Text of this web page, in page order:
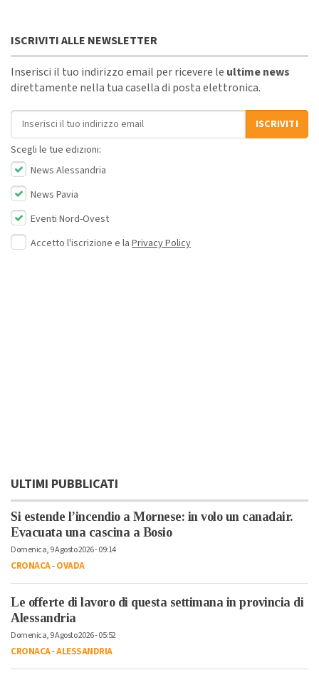
ISCRIVITI ALLE NEWSLETTER
Inserisci il tuo indirizzo email per ricevere le ultime news
direttamente nella tua casella di posta elettronica.
Indirizzo email
ISCRIVITI
Scegli le tue edizioni:
News Alessandria
News Pavia
Eventi Nord-Ovest
Accetto l'iscrizione e la Privacy Policy
ULTIMI PUBBLICATI
Si estende l’incendio a Mornese: in volo un canadair.
Evacuata una cascina a Bosio
Domenica, 9 Agosto 2026 - 09:14
CRONACA-OVADA
Le offerte di lavoro di questa settimana in provincia di
Alessandria
Domenica, 9 Agosto 2026 - 05:52
CRONACA-ALESSANDRIA